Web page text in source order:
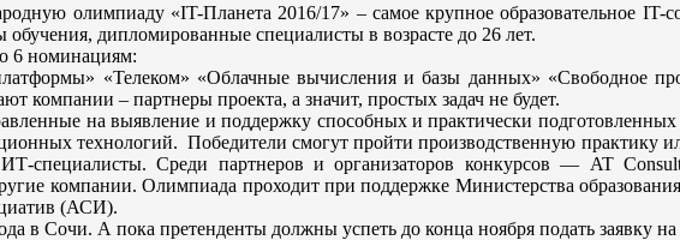
олимпиаду «IT-Планета 2016/17» – самое крупное образовательное IT-
дипломированные специалисты в возрасте до 26 лет.
6 номинациям:
«Телеком» «Облачные вычисления и базы данных» «Свободное
компании – партнеры проекта, а значит, простых задач не будет.
на выявление и поддержку способных и практически
технологий. Победители смогут пройти производственную практику
специалисты. Среди партнеров и организаторов конкурсов — AT
компании. Олимпиада проходит при поддержке Министерства
(АСИ).
в Сочи. А пока претенденты должны успеть до конца ноября подать заявку на